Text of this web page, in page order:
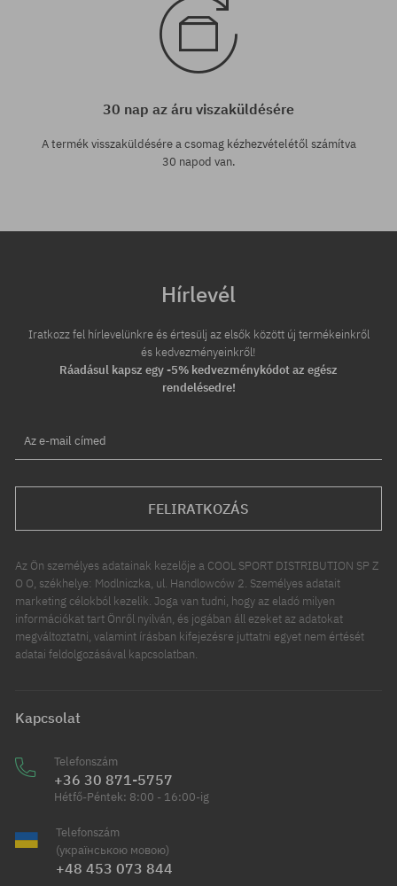
30 nap az áru viszaküldésére
A termék visszaküldésére a csomag kézhezvételétől számítva
30 napod van.
Hírlevél
Iratkozz fel hírlevelünkre és értesülj az elsők között új termékeinkről
és kedvezményeinkről!
Ráadásul kapsz egy -5% kedvezménykódot az egész
rendelésedre!
Az e-mail címed
FELIRATKOZÁS
Az Ön személyes adatainak kezelője a COOL SPORT DISTRIBUTION SP Z
O O, székhelye: Modlniczka, ul. Handlowców 2. Személyes adatait
marketing célokból kezelik. Joga van tudni, hogy az eladó milyen
információkat tart Önről nyilván, és jogában áll ezeket az adatokat
megváltoztatni, valamint írásban kifejezésre juttatni egyet nem értését
adatai feldolgozásával kapcsolatban.
Kapcsolat
Telefonszám
+36 30 871-5757
Hétfő-Péntek: 8:00 - 16:00-ig
Telefonszám
(українською мовою)
+48 453 073 844